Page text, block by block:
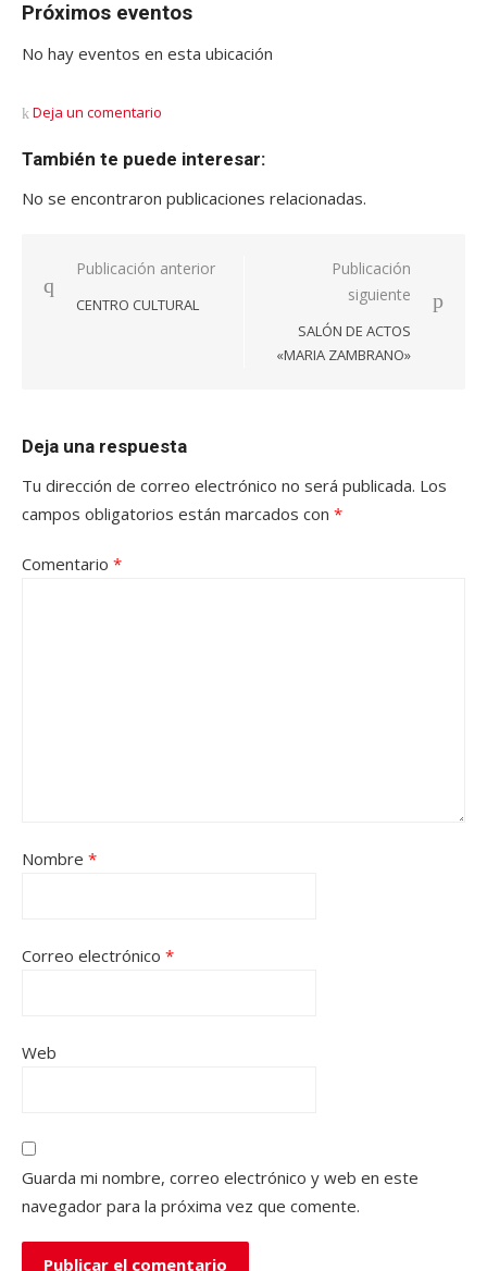
Próximos eventos
No hay eventos en esta ubicación
Deja un comentario
También te puede interesar:
No se encontraron publicaciones relacionadas.
Navegación
de
Publicación anterior
CENTRO CULTURAL
Publicación
siguiente
SALÓN DE ACTOS
«MARIA ZAMBRANO»
Deja una respuesta
Tu dirección de correo electrónico no será publicada. Los
campos obligatorios están marcados con *
Comentario *
Nombre *
Correo electrónico *
Web
Guarda mi nombre, correo electrónico y web en este
navegador para la próxima vez que comente.